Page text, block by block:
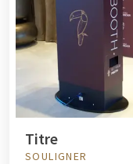
Titre
SOULIGNER